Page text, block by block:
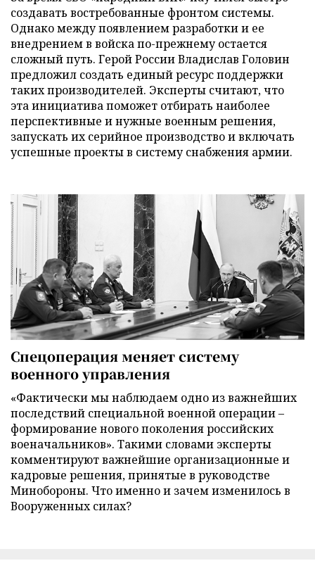
создавать востребованные фронтом системы.
Однако между появлением разработки и ее
внедрением в войска по-прежнему остается
сложный путь. Герой России Владислав Головин
предложил создать единый ресурс поддержки
таких производителей. Эксперты считают, что
эта инициатива поможет отбирать наиболее
перспективные и нужные военным решения,
запускать их серийное производство и включать
успешные проекты в систему снабжения армии.
Спецоперация меняет систему
военного управления
«Фактически мы наблюдаем одно из важнейших
последствий специальной военной операции –
формирование нового поколения российских
военачальников». Такими словами эксперты
комментируют важнейшие организационные и
кадровые решения, принятые в руководстве
Минобороны. Что именно и зачем изменилось в
Вооруженных силах?